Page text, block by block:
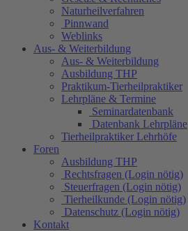
Naturheilverfahren
Pinnwand
Weblinks
Aus- & Weiterbildung
Aus- & Weiterbildung
Ausbildung THP
Praktikum-Tierheilpraktiker
Lehrpläne & Termine
Seminardatenbank
Datenbank Lehrpläne
Tierheilpraktiker Lehrhöfe
Foren
Ausbildung THP
Rechtsfragen (Login nötig)
Steuerfragen (Login nötig)
Tierheilkunde (Login nötig)
Datenschutz (Login nötig)
Kontakt